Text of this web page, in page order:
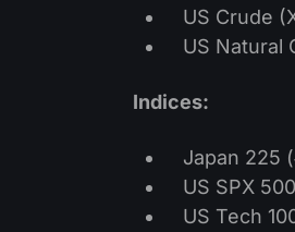
US Crude
US Natural
Indices:
Japan 225
US SPX
US Tech